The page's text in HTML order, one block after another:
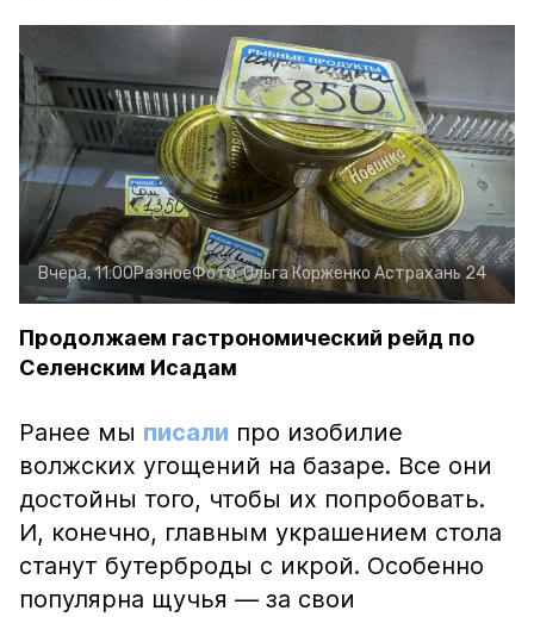
Вчера, 11:00РазноеФото:Ольга Корженко Астрахань 24
Продолжаем гастрономический рейд по
Селенским Исадам
Ранее мы писали про изобилие
волжских угощений на базаре. Все они
достойны того, чтобы их попробовать.
И, конечно, главным украшением стола
станут бутерброды с икрой. Особенно
популярна щучья — за свои